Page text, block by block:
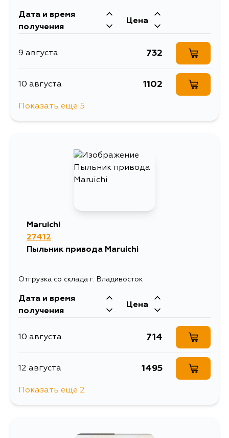
Дата и время
получения
Цена
9 августа 732
10 августа 1102
741
17 августа
Показать еще 5
Maruichi
27412
Пыльник привода Maruichi
Отгрузка со склада г. Владивосток
Дата и время
получения
Цена
10 августа 714
12 августа 1495
Показать еще 2